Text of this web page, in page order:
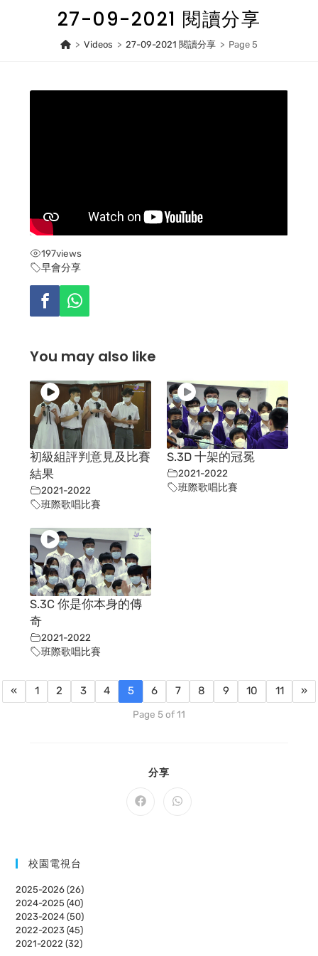
27-09-2021 閱讀分享
> Videos > 27-09-2021 閱讀分享 > Page 5
197views
早會分享
You may also like
初級組評判意見及比賽
結果
2021-2022
班際歌唱比賽
S.3D 十架的冠冕
2021-2022
班際歌唱比賽
S.3C 你是你本身的傳
奇
2021-2022
班際歌唱比賽
« 1 2 3 4 5 6 7 8 9 10 11 »
Page 5 of 11
分享
CONTENT
Opens
Opens
校園電視台
2025-2026 (26)
2024-2025 (40)
2023-2024 (50)
2022-2023 (45)
2021-2022 (32)